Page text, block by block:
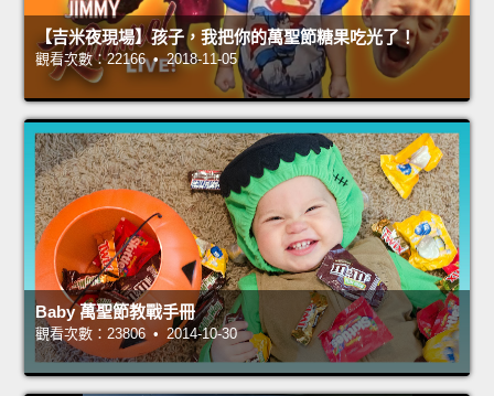
【吉米夜現場】孩子，我把你的萬聖節糖果吃光了！
觀看次數：22166 • 2018-11-05
Baby 萬聖節教戰手冊
觀看次數：23806 • 2014-10-30